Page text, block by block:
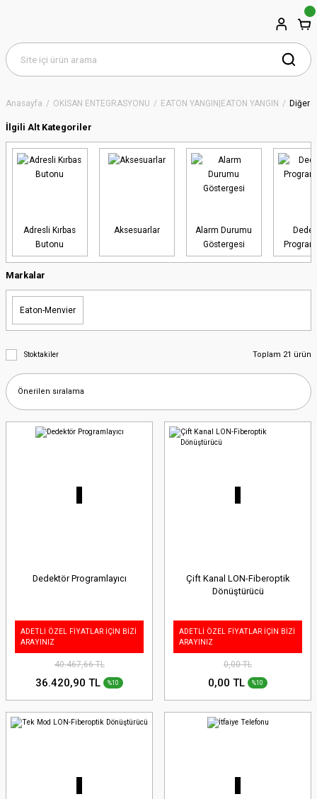
Anasayfa OKİSAN ENTEGRASYONU EATON YANGIN|EATON YANGIN Diğer
İlgili Alt Kategoriler
Adresli Kırbas
Butonu
Aksesuarlar
Alarm Durumu
Göstergesi
Markalar
Eaton-Menvier
Stoktakiler Toplam 21 ürün
Dedektör Programlayıcı
ADETLİ ÖZEL FİYATLAR İÇİN BİZİ
ARAYINIZ
40.467,66 TL
36.420,90 TL %10
Çift Kanal LON-Fiberoptik
Dönüştürücü
ADETLİ ÖZEL FİYATLAR İÇİN BİZİ
ARAYINIZ
0,00 TL
0,00 TL %10